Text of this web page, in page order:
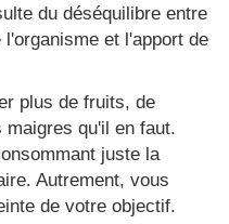
du déséquilibre entre
et l'apport de
plus de fruits, de
qu'il en faut.
juste la
Autrement, vous
de votre objectif.